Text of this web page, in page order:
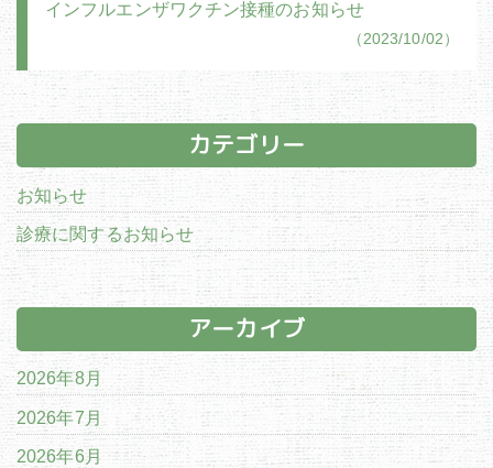
インフルエンザワクチン接種のお知らせ
（2023/10/02）
カテゴリー
お知らせ
診療に関するお知らせ
アーカイブ
2026年8月
2026年7月
2026年6月